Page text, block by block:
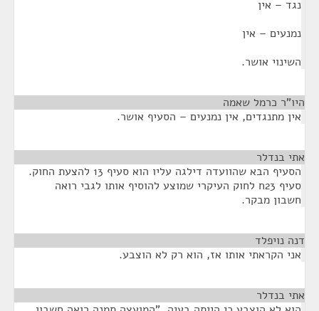
נגד – אין
נמנעים – אין
השינוי אושר.
היו"ר כרמל שאמה
אין מתנגדים, אין נמנעים – הסעיף אושר.
אתי בנדלר
הסעיף הבא שהוועדה דילגה עליו הוא סעיף 13 להצעת החוק.
סעיף 23ח לחוק העיקרי שמוצע להוסיף אותו לגבי רואה
חשבון מבקר.
דנה נויפלד
אני הקראתי אותו אז, הוא רק לא הוצבע.
אתי בנדלר